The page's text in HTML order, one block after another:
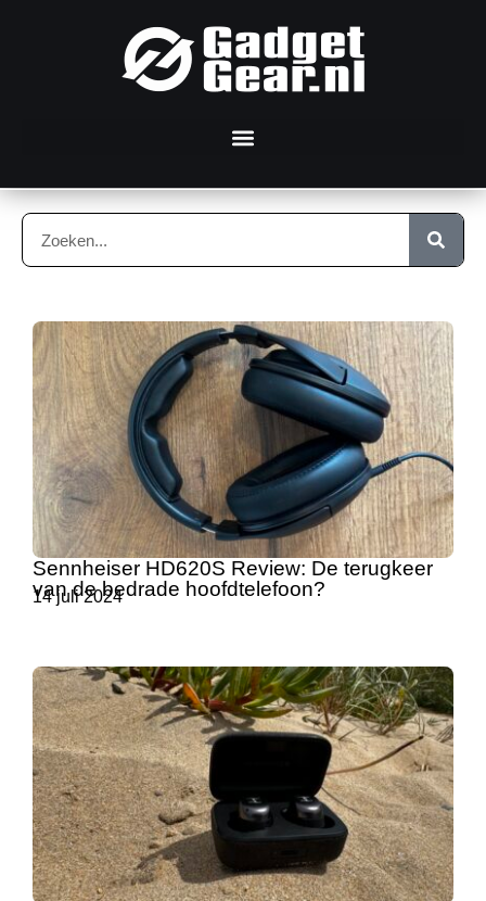
Sennheiser HD620S Review: De terugkeer
van de bedrade hoofdtelefoon?
14 juli 2024